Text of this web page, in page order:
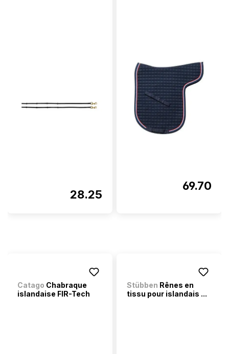
28.25
69.70
Catago Chabraque
islandaise FIR-Tech
Stübben Rênes en
tissu pour islandais ...